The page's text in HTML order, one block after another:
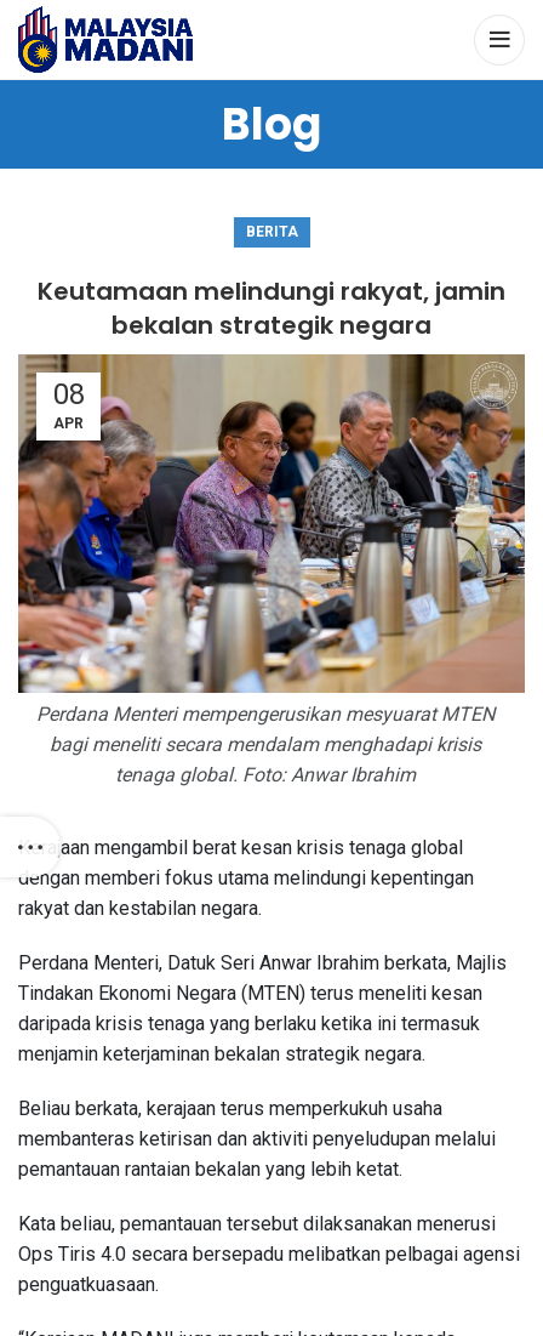
Blog
BERITA
Keutamaan melindungi rakyat, jamin
bekalan strategik negara
Perdana Menteri mempengerusikan mesyuarat MTEN
bagi meneliti secara mendalam menghadapi krisis
tenaga global. Foto: Anwar Ibrahim
08
APR
Kerajaan mengambil berat kesan krisis tenaga global
dengan memberi fokus utama melindungi kepentingan
rakyat dan kestabilan negara.
Perdana Menteri, Datuk Seri Anwar Ibrahim berkata, Majlis
Tindakan Ekonomi Negara (MTEN) terus meneliti kesan
daripada krisis tenaga yang berlaku ketika ini termasuk
menjamin keterjaminan bekalan strategik negara.
Beliau berkata, kerajaan terus memperkukuh usaha
membanteras ketirisan dan aktiviti penyeludupan melalui
pemantauan rantaian bekalan yang lebih ketat.
Kata beliau, pemantauan tersebut dilaksanakan menerusi
Ops Tiris 4.0 secara bersepadu melibatkan pelbagai agensi
penguatkuasaan.